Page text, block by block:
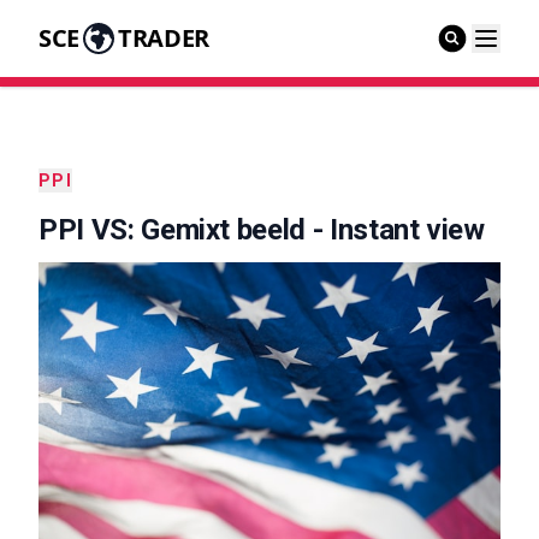
SCE TRADER
PPI
PPI VS: Gemixt beeld - Instant view